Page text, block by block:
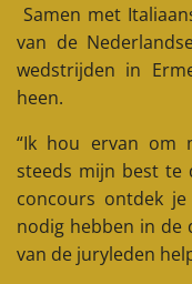
Samen met
van de
wedstrijden in
heen.
“Ik hou ervan om
steeds mijn best te
concours ontdek
nodig hebben in de
van de juryleden